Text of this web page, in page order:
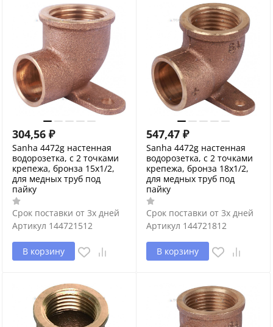
304,56 ₽
Sanha 4472g настенная
водорозетка, с 2 точками
крепежа, бронза 15x1/2,
для медных труб под
пайку
Срок поставки от 3х дней
Артикул 144721512
В корзину
547,47 ₽
Sanha 4472g настенная
водорозетка, с 2 точками
крепежа, бронза 18x1/2,
для медных труб под
пайку
Срок поставки от 3х дней
Артикул 144721812
В корзину